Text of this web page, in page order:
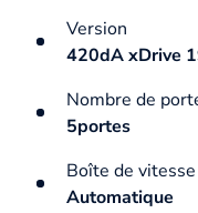
Version
420dA xDrive
Nombre de
5portes
Boîte de vitesse
Automatique